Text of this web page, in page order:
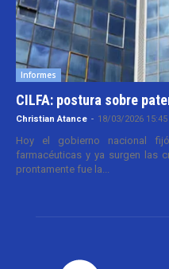
Informes
CILFA: postura sobre
Christian Atance - 18/03/2026 15:45
Hoy el gobierno nacional
farmacéuticas y ya surgen las
prontamente fue la...